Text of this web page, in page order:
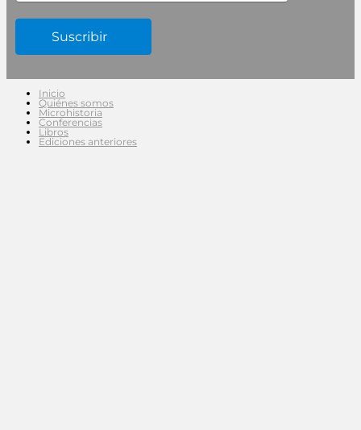
Inicio
Quiénes somos
Microhistoria
Conferencias
Libros
Ediciones anteriores